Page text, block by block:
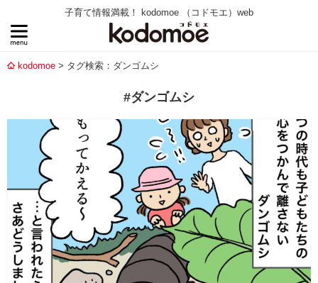
子育て情報満載！ kodomoe （コドモエ）web
kodomoe タグ検索：ダンゴムシ
#ダンゴムシ